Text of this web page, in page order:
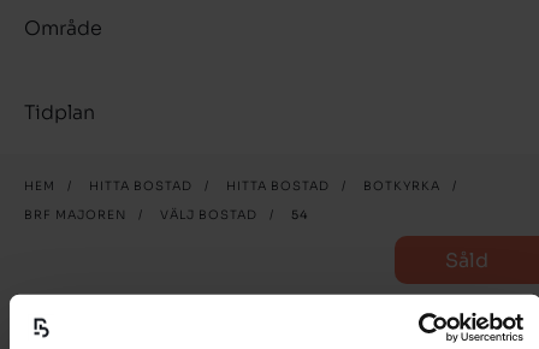
Område
Tidplan
HEM / HITTA BOSTAD / HITTA BOSTAD / BOTKYRKA
/
BRF MAJOREN
/ VÄLJ BOSTAD / 54
Såld
54